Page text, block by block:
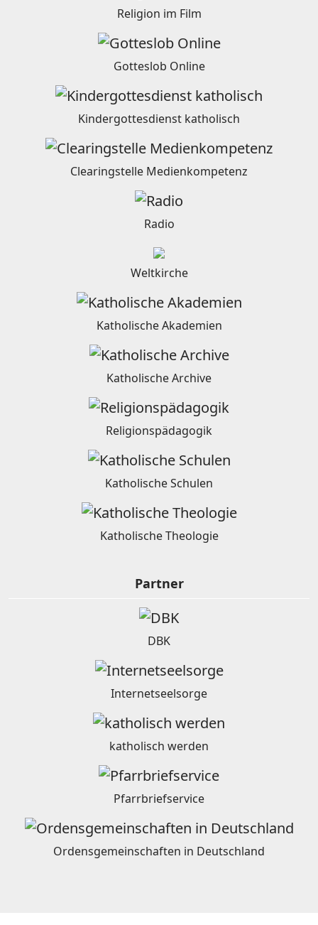
Religion im Film
Gotteslob Online
Kindergottesdienst katholisch
Clearingstelle Medienkompetenz
Radio
Weltkirche
Katholische Akademien
Katholische Archive
Religionspädagogik
Katholische Schulen
Katholische Theologie
Partner
DBK
Internetseelsorge
katholisch werden
Pfarrbriefservice
Ordensgemeinschaften in Deutschland